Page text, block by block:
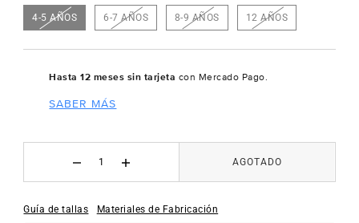
4-5 AÑOS 6-7 AÑOS 8-9 AÑOS 12 AÑOS
Hasta 12 meses sin tarjeta con Mercado Pago.
SABER MÁS
AGOTADO
Guía de tallas Materiales de Fabricación